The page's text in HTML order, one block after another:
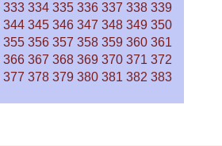
333 334 335 336 337 338 339
344 345 346 347 348 349 350
355 356 357 358 359 360 361
366 367 368 369 370 371 372
377 378 379 380 381 382 383